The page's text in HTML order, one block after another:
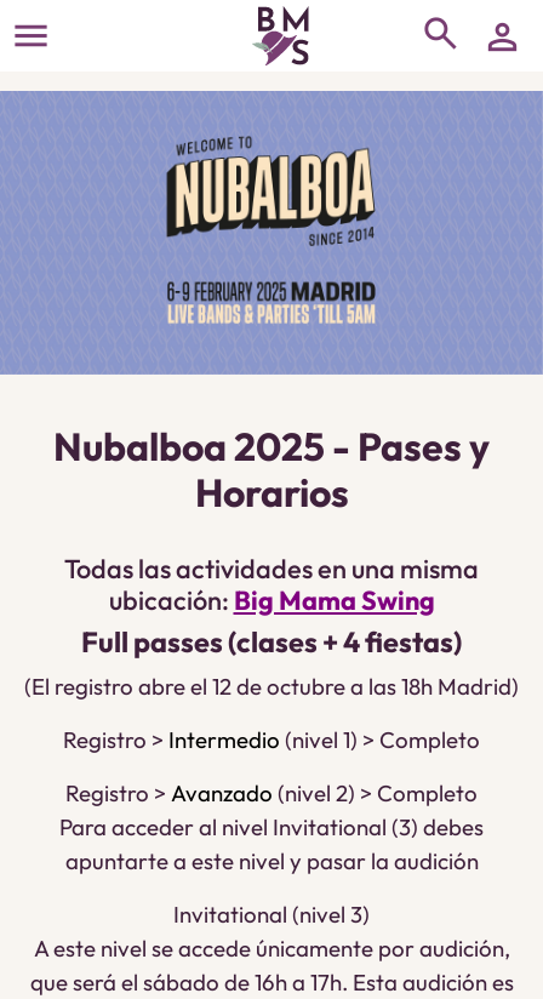
menu search person
Nubalboa 2025 - Pases y
Horarios
Todas las actividades en una misma
ubicación: Big Mama Swing
Full passes (clases + 4 fiestas)
(El registro abre el 12 de octubre a las 18h Madrid)
Registro > Intermedio (nivel 1) > Completo
Registro > Avanzado (nivel 2) > Completo
Para acceder al nivel Invitational (3) debes
apuntarte a este nivel y pasar la audición
Invitational (nivel 3)
A este nivel se accede únicamente por audición,
que será el sábado de 16h a 17h. Esta audición es